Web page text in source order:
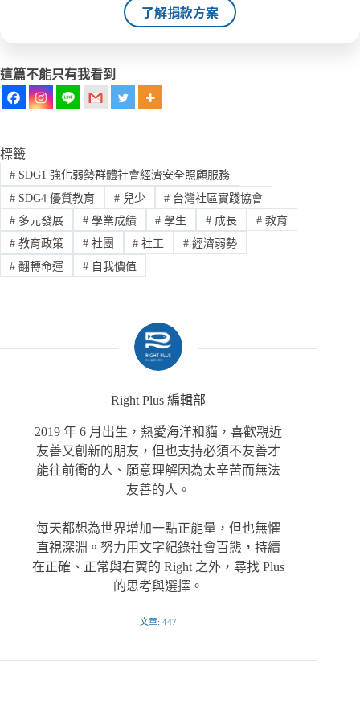
了解捐款方案
這篇不能只有我看到
標籤
#SDG1 強化弱勢群體社會經濟安全照顧服務
#SDG4 優質教育 #兒少 # 台灣社區實踐協會
#多元發展 #學業成績 # 學生 # 成長 # 教育
#教育政策 #社團 # 社工 # 經濟弱勢
#翻轉命運 #自我價值
Right Plus 編輯部
2019 年 6 月出生，熱愛海洋和貓，喜歡親近
友善又創新的朋友，但也支持必須不友善才
能往前衝的人、願意理解因為太辛苦而無法
友善的人。
每天都想為世界增加一點正能量，但也無懼
直視深淵。努力用文字紀錄社會百態，持續
在正確、正常與右翼的 Right 之外，尋找 Plus
的思考與選擇。
文章: 447